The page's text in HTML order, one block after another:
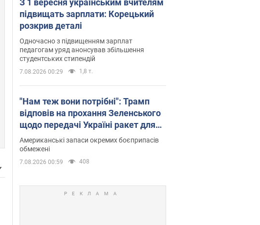
З 1 вересня українським вчителям
підвищать зарплати: Корецький
розкрив деталі
Одночасно з підвищенням зарплат
педагогам уряд анонсував збільшення
студентських стипендій
7.08.2026 00:29 1,8 т.
"Нам теж вони потрібні": Трамп
відповів на прохання Зеленського
щодо передачі Україні ракет для
Patriot
Американські запаси окремих боєприпасів
обмежені
7.08.2026 00:59 408